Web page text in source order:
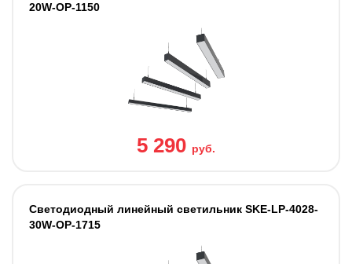
20W-OP-1150
5 290 руб.
Светодиодный линейный светильник SKE-LP-4028-
30W-OP-1715